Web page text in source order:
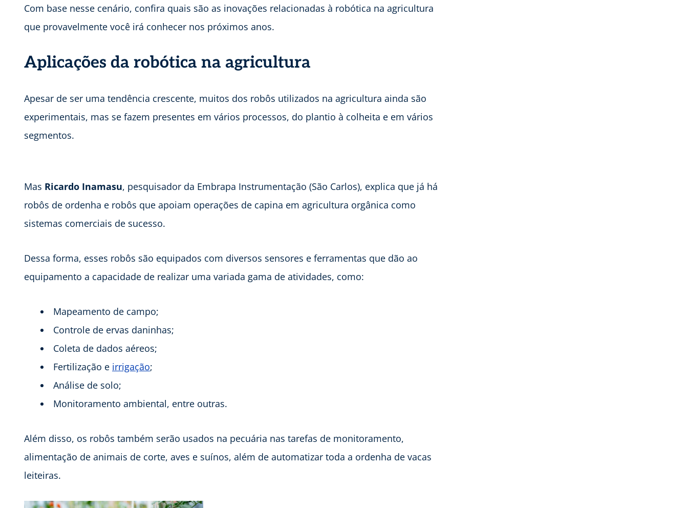
Com base nesse cenário, confira quais são as inovações relacionadas à robótica na agricultura
que provavelmente você irá conhecer nos próximos anos.
Aplicações da robótica na agricultura
Apesar de ser uma tendência crescente, muitos dos robôs utilizados na agricultura ainda são
experimentais, mas se fazem presentes em vários processos, do plantio à colheita e em vários
segmentos.
Mas Ricardo Inamasu, pesquisador da Embrapa Instrumentação (São Carlos), explica que já há
robôs de ordenha e robôs que apoiam operações de capina em agricultura orgânica como
sistemas comerciais de sucesso.
Dessa forma, esses robôs são equipados com diversos sensores e ferramentas que dão ao
equipamento a capacidade de realizar uma variada gama de atividades, como:
Mapeamento de campo;
Controle de ervas daninhas;
Coleta de dados aéreos;
Fertilização e irrigação;
Análise de solo;
Monitoramento ambiental, entre outras.
Além disso, os robôs também serão usados na pecuária nas tarefas de monitoramento,
alimentação de animais de corte, aves e suínos, além de automatizar toda a ordenha de vacas
leiteiras.